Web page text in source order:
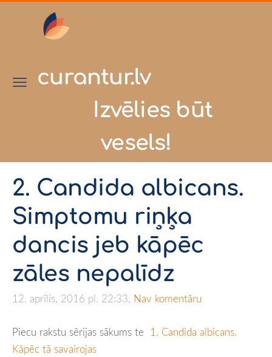
curantur.lv
Izvēlies būt
vesels!
2. Candida albicans.
Simptomu riņķa
dancis jeb kāpēc
zāles nepalīdz
12. aprīlis, 2016 pl. 22:33, Nav komentāru
Piecu rakstu sērijas sākums te 1. Candida albicans.
Kāpēc tā savairojas